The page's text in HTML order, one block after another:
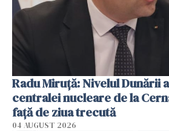
Radu Miruţă: Nivelul Dunării
centralei nucleare de la
faţă de ziua trecută
04 AUGUST 2026